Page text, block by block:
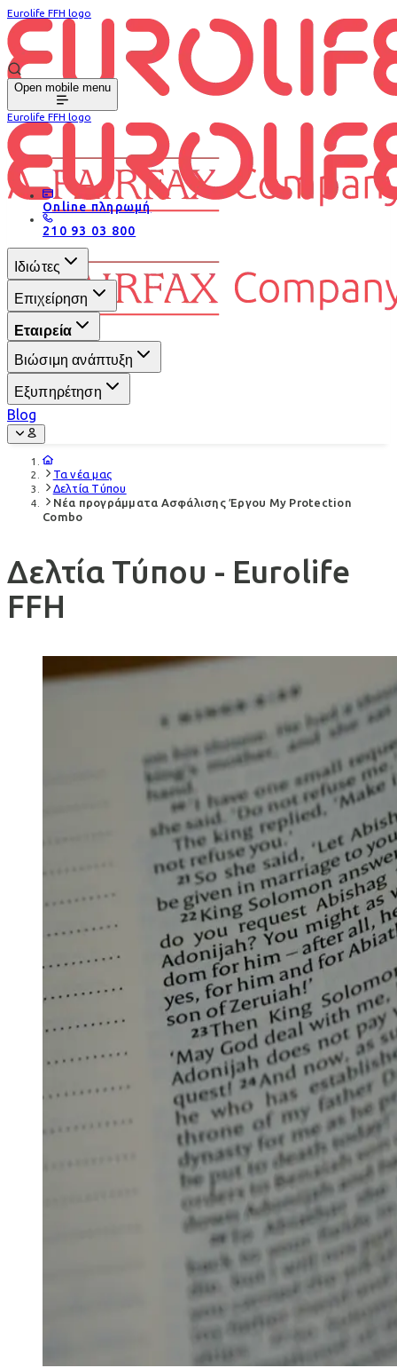
Eurolife FFH logo
Open mobile menu
Eurolife FFH logo
Online πληρωμή
210 93 03 800
Ιδιώτες
Επιχείρηση
Εταιρεία
Βιώσιμη ανάπτυξη
Εξυπηρέτηση
Blog
Τα νέα μας
Δελτία Τύπου
Νέα προγράμματα Ασφάλισης Έργου My Protection
Combo
Δελτία Τύπου - Eurolife
FFH